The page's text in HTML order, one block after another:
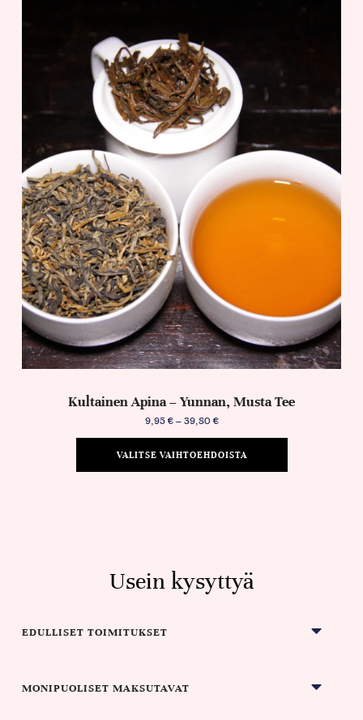
Kultainen Apina – Yunnan, Musta Tee
9,95€ – 39,80 €
VALITSE VAIHTOEHDOISTA
Usein kysyttyä
EDULLISET TOIMITUKSET
MONIPUOLISET MAKSUTAVAT